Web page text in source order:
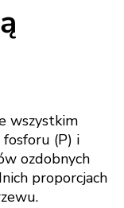
wszystkim
fosforu (P) i
ozdobnych
proporcjach